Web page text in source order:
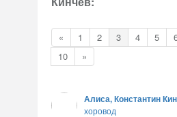
« 1 2 3 4 5
10
»
Алиса, Константин
хоровод